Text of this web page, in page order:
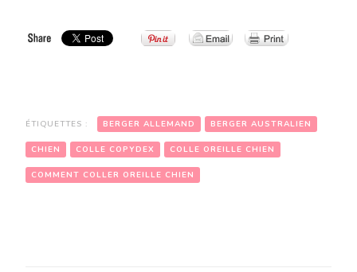
ÉTIQUETTES : BERGER ALLEMAND BERGER AUSTRALIEN
CHIEN COLLE COPYDEX COLLE OREILLE CHIEN
COMMENT COLLER OREILLE CHIEN